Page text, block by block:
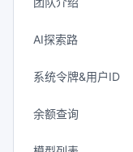
AI探索路
系统令牌&用户ID
余额查询